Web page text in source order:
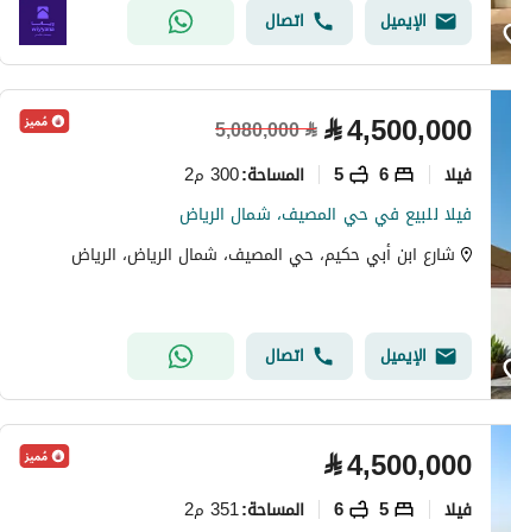
الإيميل اتصال
⃁4,500,000
⃁
5,080,000
فیلا 6
5 المساحة:300 م2
فيلا للبيع في حي المصيف، شمال الرياض
شارع ابن أبي حكيم، حي المصيف، شمال الرياض، الرياض
الإيميل اتصال
⃁4,500,000
فیلا 5
6 المساحة:351 م2